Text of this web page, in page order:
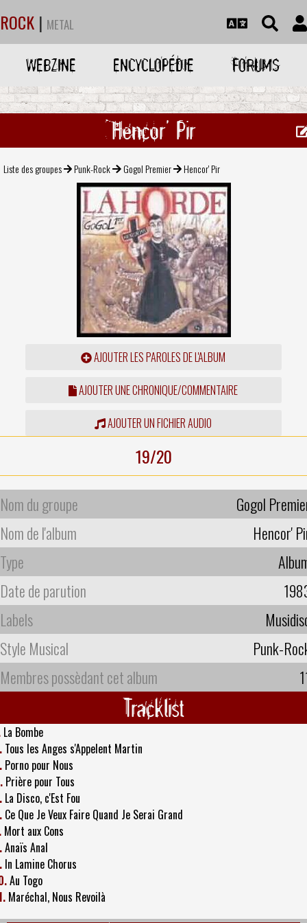
ROCK | METAL
WEBZINE ENCYCLOPÉDIE FORUMS
Hencor' Pir
Liste des groupes Punk-Rock Gogol Premier Hencor' Pir
AJOUTER LES PAROLES DE L'ALBUM
AJOUTER UNE CHRONIQUE/COMMENTAIRE
AJOUTER UN FICHIER AUDIO
19/20
Nom du groupe
Gogol
Nom de l'album
Hencor'
Type
Date de parution
Labels
Style Musical
Punk-
Membres possèdant cet album
Tracklist
La Bombe
Tous les Anges s'Appelent Martin
Porno pour Nous
Prière pour Tous
La Disco, c'Est Fou
Ce Que Je Veux Faire Quand Je Serai Grand
Mort aux Cons
Anaïs Anal
In Lamine Chorus
Au Togo
Maréchal, Nous Revoilà